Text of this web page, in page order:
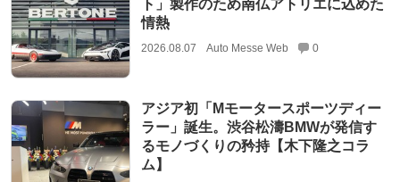
ト」製作のため南仏アトリエに込めた
情熱
2026.08.07 Auto Messe Web 0
アジア初「Mモータースポーツディー
ラー」誕生。渋谷松濤BMWが発信す
るモノづくりの矜持【木下隆之コラ
ム】